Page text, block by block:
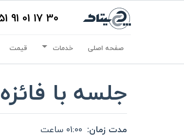
30 17 01 91 051
صفحه اصلی خدمات قیمت
جلسه با
مدت زمان: 01:00 ساعت